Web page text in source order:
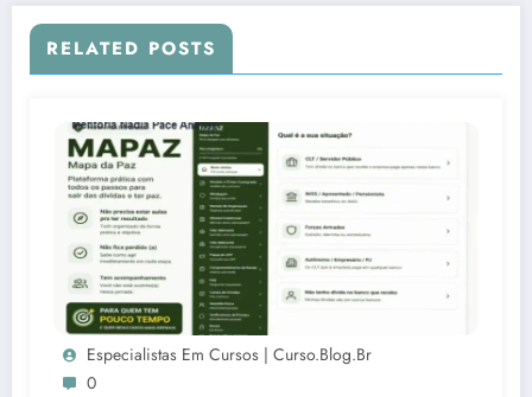
RELATED POSTS
Especialistas Em Cursos | Curso.blog.br
0